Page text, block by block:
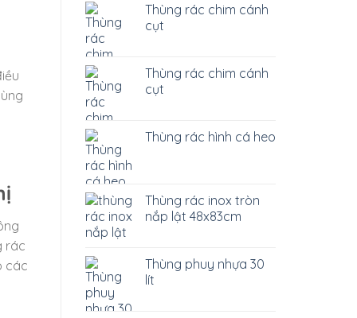
rác
các
Thùng rác chim cánh
cụt
Thùng rác chim cánh
cụt
Thùng rác hình cá heo
Thùng rác inox tròn
nắp lật 48x83cm
Thùng phuy nhựa 30
lít